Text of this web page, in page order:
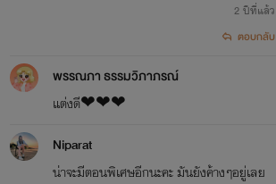
2 ปีที่แล้ว
ตอบกลับ
พรรณภา ธรรมวิภาภรณ์
แต่งดี❤❤❤
Niparat
น่าจะมีตอนพิเศษอีกนะคะ มันยังค้างๆอยู่เลย